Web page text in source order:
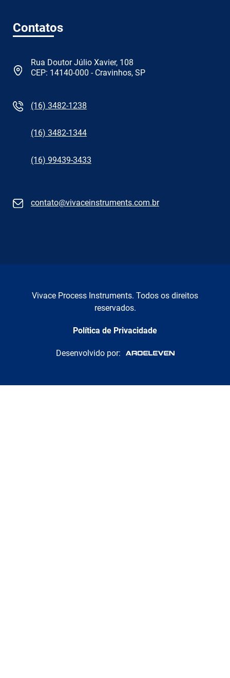
Contatos
Rua Doutor Júlio Xavier, 108
CEP: 14140-000 - Cravinhos, SP
(16) 3482-1238
(16) 3482-1344
(16) 99439-3433
contato@vivaceinstruments.com.br
Vivace Process Instruments. Todos os direitos
reservados.
Política de Privacidade
Desenvolvido por: